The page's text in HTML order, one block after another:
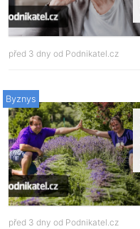
před 3 dny od Podnikatel.cz
Byznys
před 3 dny od Podnikatel.cz